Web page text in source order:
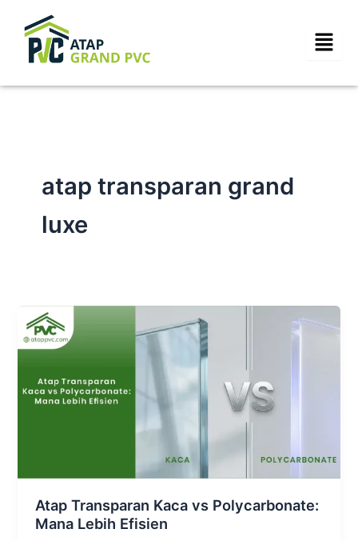
content
atap transparan grand
luxe
Atap Transparan Kaca vs Polycarbonate:
Mana Lebih Efisien